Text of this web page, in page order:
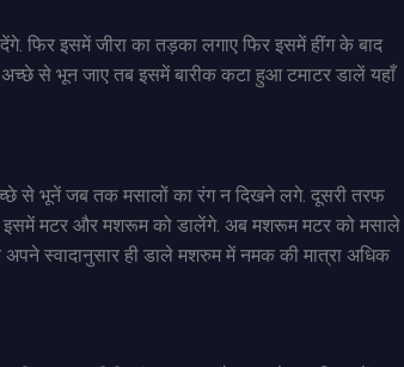
इसमें जीरा का तड़का लगाए फिर इसमें हींग के बाद
से भून जाए तब इसमें बारीक कटा हुआ टमाटर डालें यहाँ
से भूनें जब तक मसालों का रंग न दिखने लगे. दूसरी तरफ
मटर और मशरूम को डालेंगे. अब मशरूम मटर को मसाले
स्वादानुसार ही डाले मशरुम में नमक की मात्रा अधिक